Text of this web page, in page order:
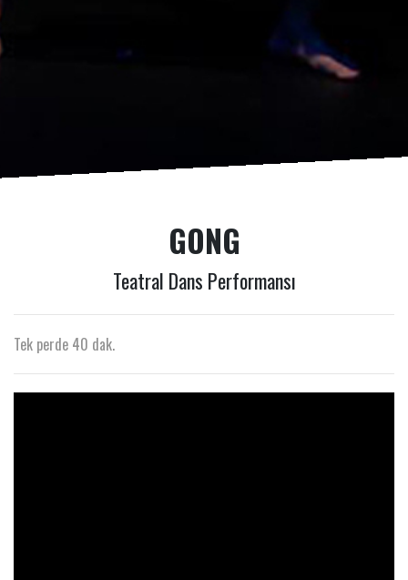
GONG
Teatral Dans Performansı
Tek perde 40 dak.